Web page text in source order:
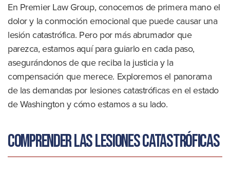
En Premier Law Group, conocemos de primera mano el
dolor y la conmoción emocional que puede causar una
lesión catastrófica. Pero por más abrumador que
parezca, estamos aquí para guiarlo en cada paso,
asegurándonos de que reciba la justicia y la
compensación que merece. Exploremos el panorama
de las demandas por lesiones catastróficas en el estado
de Washington y cómo estamos a su lado.
Comprender las lesiones catastróficas